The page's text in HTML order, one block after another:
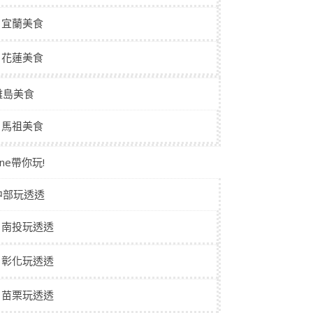
宜蘭美食
花蓮美食
島美食
馬祖美食
帶你玩!
部玩透透
南投玩透透
彰化玩透透
苗栗玩透透